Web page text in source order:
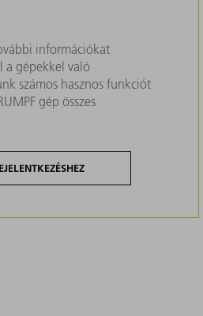
információkat
a gépekkel való
számos hasznos funkciót
gép összes